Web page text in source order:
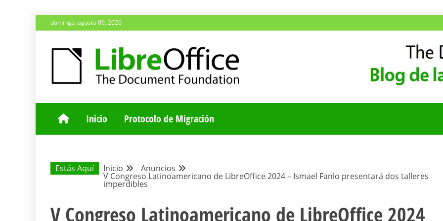
Saltar
al
domingo, agosto 09, 2026
BLOG DE LA COMUNIDAD
Inicio Protocolo de Migración
Estás Aquí Inicio Anuncios
V Congreso Latinoamericano de LibreOffice 2024 – Ismael Fanlo presentará dos talleres
imperdibles
V Congreso Latinoamericano de LibreOffice 2024